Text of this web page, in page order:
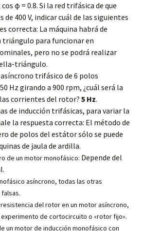
φ = 0.8. Si la red trifásica de que
de 400 V, indicar cuál de las siguientes
correcta: La máquina habrá de
triángulo para funcionar en
pero no se podrá realizar
triángulo.
trifásico de 6 polos
Hz girando a 900 rpm, ¿cuál será la
corrientes del rotor? 5 Hz.
de inducción trifásicas, para variar la
la respuesta correcta: El método de
de polos del estátor sólo se puede
de jaula de ardilla.
de un motor monofásico: Depende del
asíncrono, todas las otras
del rotor en un motor asíncrono,
de cortocircuito o «rotor fijo».
un motor de inducción monofásico con